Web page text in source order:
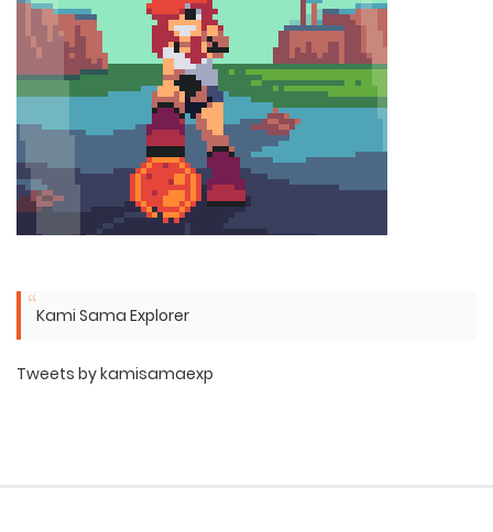
Kami Sama Explorer
Tweets by kamisamaexp